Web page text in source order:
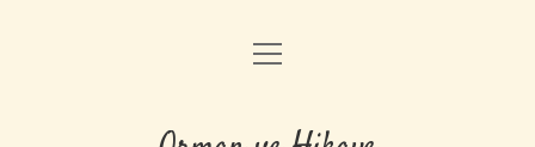
Anasayfa
menüyü